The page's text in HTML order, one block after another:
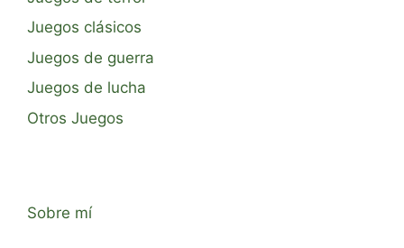
Juegos clásicos
Juegos de guerra
Juegos de lucha
Otros Juegos
Sobre mí